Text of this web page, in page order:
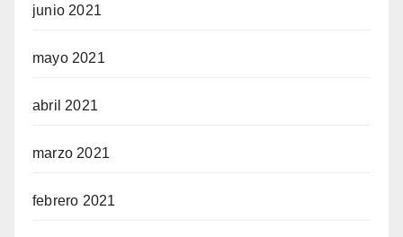
junio 2021
mayo 2021
abril 2021
marzo 2021
febrero 2021